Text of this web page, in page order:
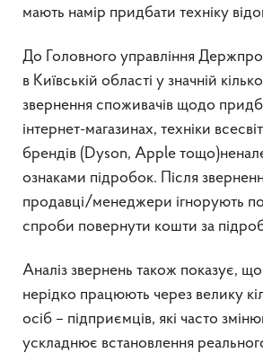
мають намір придбати техніку
До Головного управління
в Київській області у значній
звернення споживачів щодо
інтернет-магазинах, техніки
брендів (Dyson, Apple
ознаками підробок. Після
продавці/менеджери ігнорують
спроби повернути кошти за
Аналіз звернень також показує, що
нерідко працюють через велику
осіб – підприємців, які часто
ускладнює встановлення